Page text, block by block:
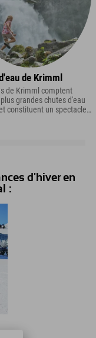
de Krimml
de Krimml comptent
grandes chutes d'eau
constituent un spectacle
d'hiver en
: